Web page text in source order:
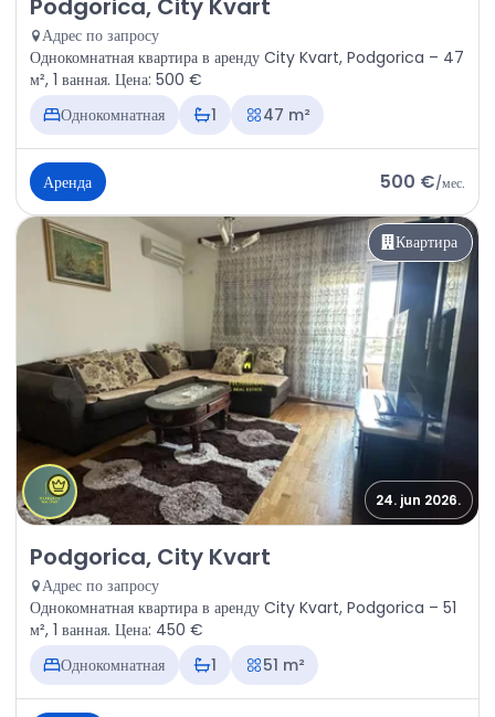
Podgorica, City Kvart
Адрес по запросу
Однокомнатная квартира в аренду City Kvart, Podgorica – 47
м², 1 ванная. Цена: 500 €
Однокомнатная
1 47 m²
Аренда 500 €/мес.
Квартира
24. jun 2026.
Аренда - Квартира Podgorica, City Kvart
Podgorica, City Kvart
Адрес по запросу
Однокомнатная квартира в аренду City Kvart, Podgorica – 51
м², 1 ванная. Цена: 450 €
Однокомнатная
1 51 m²